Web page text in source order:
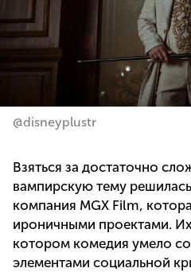
@disneyplustr
Взяться за достаточно
вампирскую тему
компания MGX Film,
ироничными проектами.
котором комедия умело
элементами социальной